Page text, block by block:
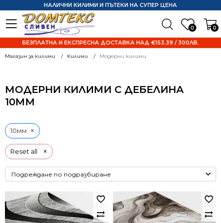
0 0
НАЛИЧНИ КИЛИМИ И ПЪТЕКИ НА СУПЕР ЦЕНА
БЕЗПЛАТНА И ЕКСПРЕСНА ДОСТАВКА НАД €153.39 / 300ЛВ.
Магазин за килими Килими Модерни килими
МОДЕРНИ КИЛИМИ С ДЕБЕЛИНА
10ММ
Reset all ×
10мм ×